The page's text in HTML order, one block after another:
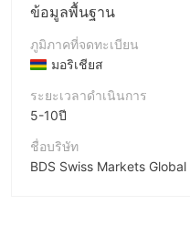
ข้อมูลพื้นฐาน
ภูมิภาคที่จดทะเบียน
มอริเชียส
ระยะเวลาดำเนินการ
5-10ปี
ชื่อบริษัท
BDS Swiss Markets